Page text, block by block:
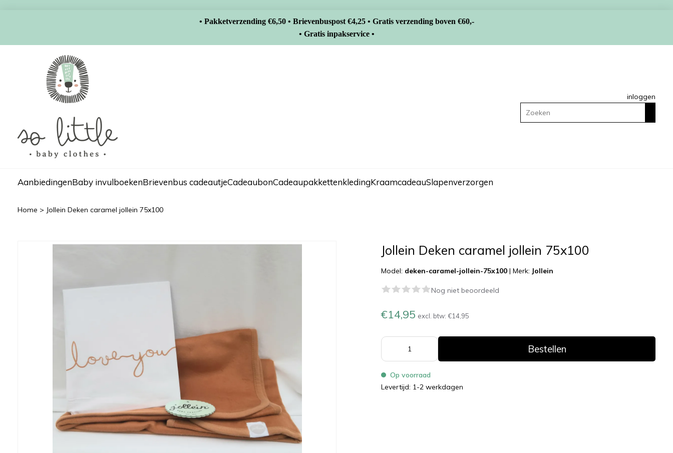
• Pakketverzending €6,50 • Brievenbuspost €4,25 • Gratis verzending boven €60,-
• Gratis inpakservice •
inloggen
AanbiedingenBaby invulboekenBrievenbus cadeautjeCadeaubonCadeaupakkettenkledingKraamcadeauSlapenverzorgen
Home > Jollein Deken caramel jollein 75x100
Jollein Deken caramel jollein 75x100
Model: deken-caramel-jollein-75x100 |Merk: Jollein
Nog niet beoordeeld
€14,95 excl. btw:€14,95
Bestellen
Op voorraad
Levertijd: 1-2 werkdagen